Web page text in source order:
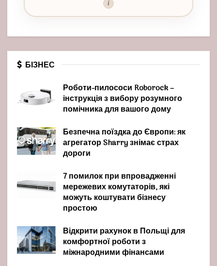
i
БІЗНЕС
Роботи-пилососи Roborock –
інструкція з вибору розумного
помічника для вашого дому
Безпечна поїздка до Європи: як
агрегатор Sharry знімає страх
дороги
7 помилок при впровадженні
мережевих комутаторів, які
можуть коштувати бізнесу
простою
Відкрити рахунок в Польщі для
комфортної роботи з
міжнародними фінансами